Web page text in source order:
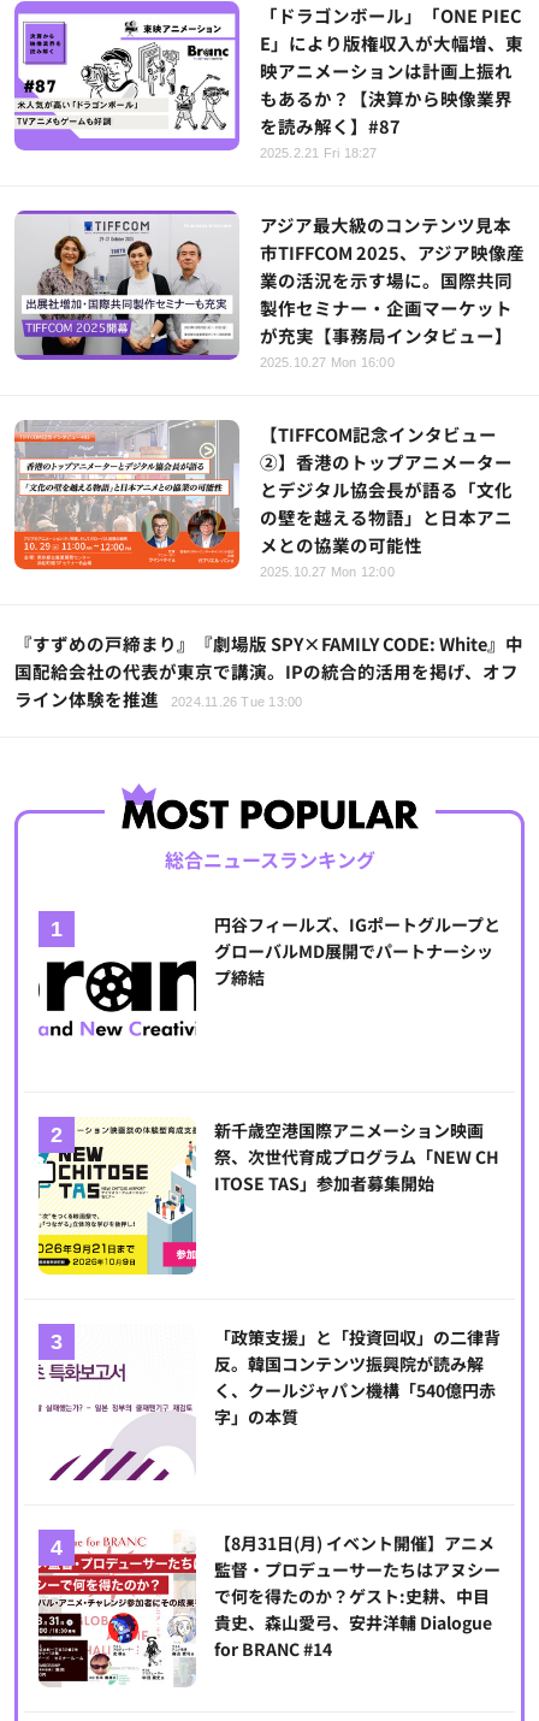
「ドラゴンボール」「ONE PIEC
E」により版権収入が大幅増、東
映アニメーションは計画上振れ
もあるか？【決算から映像業界
を読み解く】#87
2025.2.21 Fri 18:27
アジア最大級のコンテンツ見本
市TIFFCOM 2025、アジア映像産
業の活況を示す場に。国際共同
製作セミナー・企画マーケット
が充実【事務局インタビュー】
2025.10.27 Mon 16:00
【TIFFCOM記念インタビュー
②】香港のトップアニメーター
とデジタル協会長が語る「文化
の壁を越える物語」と日本アニ
メとの協業の可能性
2025.10.27 Mon 12:00
『すずめの戸締まり』『劇場版 SPY×FAMILY CODE: White』中
国配給会社の代表が東京で講演。IPの統合的活用を掲げ、オフ
ライン体験を推進
2024.11.26 Tue 13:00
総合ニュースランキング
円谷フィールズ、IGポートグループと
グローバルMD展開でパートナーシッ
プ締結
新千歳空港国際アニメーション映画
祭、次世代育成プログラム「NEW CH
ITOSE TAS」参加者募集開始
「政策支援」と「投資回収」の二律背
反。韓国コンテンツ振興院が読み解
く、クールジャパン機構「540億円赤
字」の本質
【8月31日(月) イベント開催】アニメ
監督・プロデューサーたちはアヌシー
で何を得たのか？ゲスト:史耕、中目
貴史、森山愛弓、安井洋輔 Dialogue
for BRANC #14